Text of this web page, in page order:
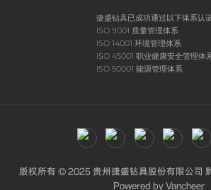
捷盛钻具已成功通过以下体系认
ISO 9001 质量管理体系
ISO 14001 环境管理体系
ISO 45001 职业健康安全管理体
ISO 50001 能源管理体系
版权所有 © 2025 贵州捷盛钻具股份有限公司
Powered byVancheer